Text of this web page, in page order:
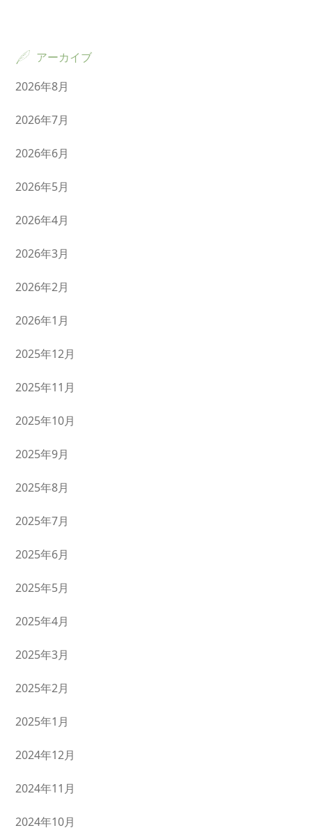
アーカイブ
2026年8月
2026年7月
2026年6月
2026年5月
2026年4月
2026年3月
2026年2月
2026年1月
2025年12月
2025年11月
2025年10月
2025年9月
2025年8月
2025年7月
2025年6月
2025年5月
2025年4月
2025年3月
2025年2月
2025年1月
2024年12月
2024年11月
2024年10月